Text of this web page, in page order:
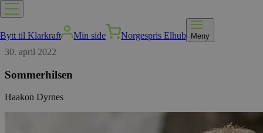
Bytt til Klarkraft Min side Norgespris Elhub Meny
30. april 2022
Sommerhilsen
Haakon Dyrnes